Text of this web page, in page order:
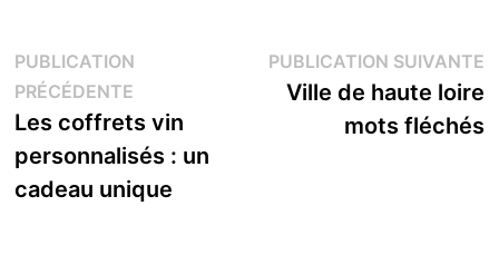
Navigation
de
l’article
PUBLICATION
PRÉCÉDENTEPublication
précédente :
Les coffrets vin
personnalisés : un
cadeau unique
PUBLICATION SUIVANTE
Ville de haute loire
mots fléchés